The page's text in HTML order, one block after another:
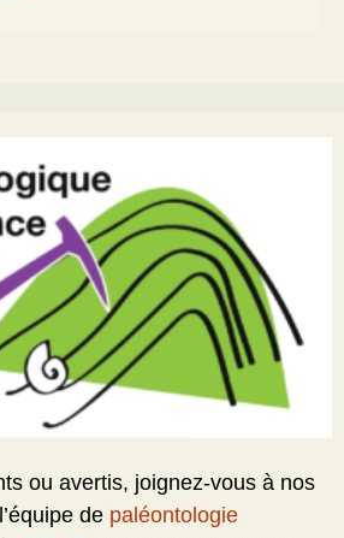
ou avertis, joignez-vous à nos
de paléontologie